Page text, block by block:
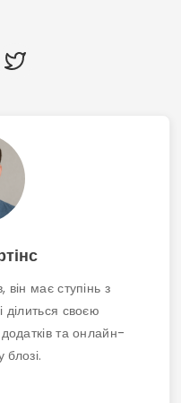
Fi за допомогою
2025 року